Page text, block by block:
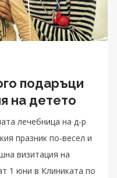
подаръци
на детето
лечебница на д-р
празник по-весел и
визитация на
1 юни в Клиниката по